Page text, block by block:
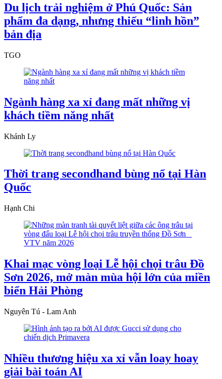
Du lịch trải nghiệm ở Phú Quốc: Sản
phẩm đa dạng, nhưng thiếu “linh hồn”
bản địa
TGO
Ngành hàng xa xỉ đang mất những vị
khách tiềm năng nhất
Khánh Ly
Thời trang secondhand bùng nổ tại Hàn
Quốc
Hạnh Chi
Khai mạc vòng loại Lễ hội chọi trâu Đồ
Sơn 2026, mở màn mùa hội lớn của miền
biển Hải Phòng
Nguyên Tú - Lam Anh
Nhiều thương hiệu xa xỉ vẫn loay hoay
giải bài toán AI